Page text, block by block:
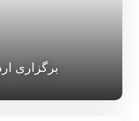
برگزاری